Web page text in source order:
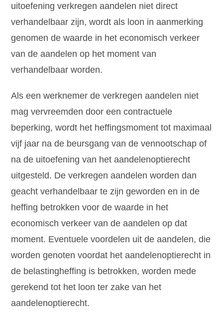
uitoefening verkregen aandelen niet direct
verhandelbaar zijn, wordt als loon in aanmerking
genomen de waarde in het economisch verkeer
van de aandelen op het moment van
verhandelbaar worden.
Als een werknemer de verkregen aandelen niet
mag vervreemden door een contractuele
beperking, wordt het heffingsmoment tot maximaal
vijf jaar na de beursgang van de vennootschap of
na de uitoefening van het aandelenoptierecht
uitgesteld. De verkregen aandelen worden dan
geacht verhandelbaar te zijn geworden en in de
heffing betrokken voor de waarde in het
economisch verkeer van de aandelen op dat
moment. Eventuele voordelen uit de aandelen, die
worden genoten voordat het aandelenoptierecht in
de belastingheffing is betrokken, worden mede
gerekend tot het loon ter zake van het
aandelenoptierecht.